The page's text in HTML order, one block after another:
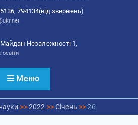
794134(від.звернень)
Незалежності 1,
освіти
Меню
>>2022 >>Січень >>26